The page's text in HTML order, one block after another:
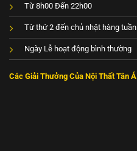
Từ 8h00 Đến 22h00
Từ thứ 2 đến chủ nhật hàng tuần
Ngày Lễ hoạt động bình thường
Các Giải Thưởng Của Nội Thất Tân Á